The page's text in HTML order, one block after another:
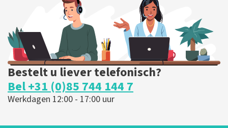
Bestelt u liever telefonisch?
Bel +31 (0)85 744 144 7
Werkdagen 12:00 - 17:00 uur